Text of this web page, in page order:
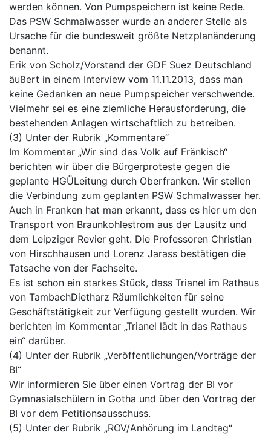
werden können. Von Pumpspeichern ist keine Rede.
Das PSW Schmalwasser wurde an anderer Stelle als
Ursache für die bundesweit größte Netzplanänderung
benannt.
Erik von Scholz/Vorstand der GDF Suez Deutschland
äußert in einem Interview vom 11.11.2013, dass man
keine Gedanken an neue Pumpspeicher verschwende.
Vielmehr sei es eine ziemliche Herausforderung, die
bestehenden Anlagen wirtschaftlich zu betreiben.
(3) Unter der Rubrik „Kommentare“
Im Kommentar „Wir sind das Volk auf Fränkisch“
berichten wir über die Bürgerproteste gegen die
geplante HGÜ­Leitung durch Oberfranken. Wir stellen
die Verbindung zum geplanten PSW Schmalwasser her.
Auch in Franken hat man erkannt, dass es hier um den
Transport von Braunkohlestrom aus der Lausitz und
dem Leipziger Revier geht. Die Professoren Christian
von Hirschhausen und Lorenz Jarass bestätigen die
Tatsache von der Fachseite.
Es ist schon ein starkes Stück, dass Trianel im Rathaus
von Tambach­Dietharz Räumlichkeiten für seine
Geschäftstätigkeit zur Verfügung gestellt wurden. Wir
berichten im Kommentar „Trianel lädt in das Rathaus
ein“ darüber.
(4) Unter der Rubrik „Veröffentlichungen/Vorträge der
BI“
Wir informieren Sie über einen Vortrag der BI vor
Gymnasialschülern in Gotha und über den Vortrag der
BI vor dem Petitionsausschuss.
(5) Unter der Rubrik „ROV/Anhörung im Landtag“